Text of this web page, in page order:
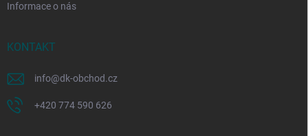
Informace o nás
KONTAKT
info@dk-obchod.cz
+420 774 590 626